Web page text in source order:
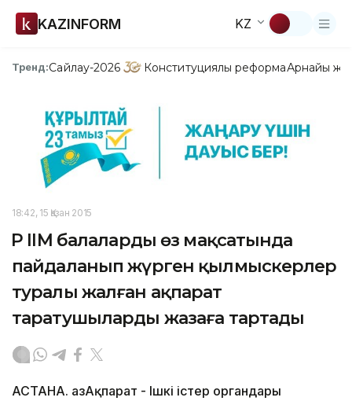
KAZINFORM KZ
Тренд:Сайлау-2026 Конституциялық реформаАрнайы
18:42, 15 Қазан 2015
ҚР ІІМ балаларды өз мақсатында
пайдаланып жүрген қылмыскерлер
туралы жалған ақпарат
таратушыларды жазаға тартады
АСТАНА. ҚазАқпарат - Ішкі істер органдары